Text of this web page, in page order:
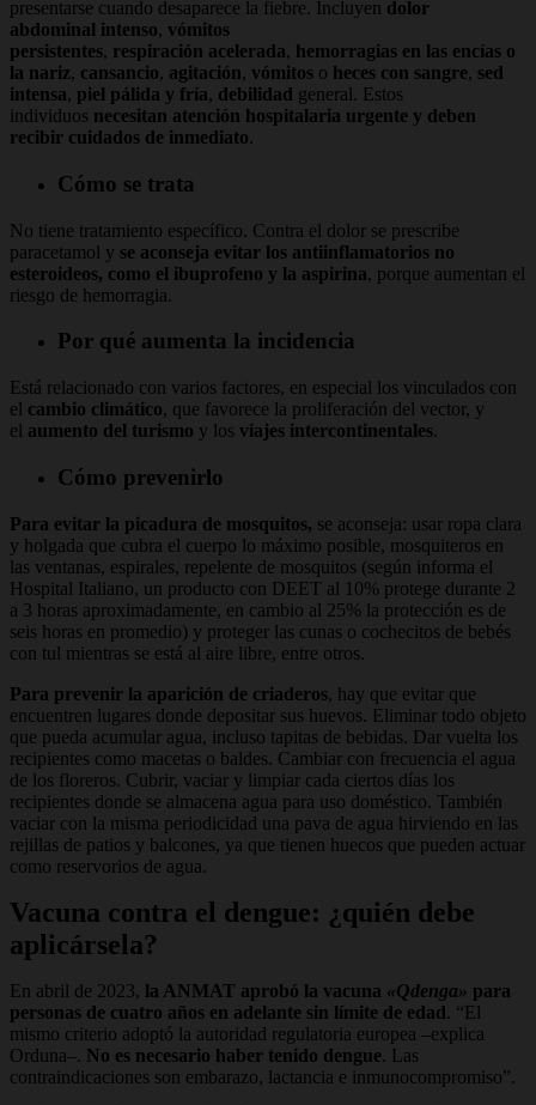
presentarse cuando desaparece la fiebre. Incluyen dolor
abdominal intenso, vómitos
persistentes, respiración acelerada, hemorragias en las encías o
la nariz, cansancio, agitación, vómitos o heces con sangre, sed
intensa, piel pálida y fría, debilidad general. Estos
individuos necesitan atención hospitalaria urgente y deben
recibir cuidados de inmediato.
Cómo se trata
No tiene tratamiento específico. Contra el dolor se prescribe
paracetamol y se aconseja evitar los antiinflamatorios no
esteroideos, como el ibuprofeno y la aspirina, porque aumentan el
riesgo de hemorragia.
Por qué aumenta la incidencia
Está relacionado con varios factores, en especial los vinculados con
el cambio climático, que favorece la proliferación del vector, y
el aumento del turismo y los viajes intercontinentales.
Cómo prevenirlo
Para evitar la picadura de mosquitos, se aconseja: usar ropa clara
y holgada que cubra el cuerpo lo máximo posible, mosquiteros en
las ventanas, espirales, repelente de mosquitos (según informa el
Hospital Italiano, un producto con DEET al 10% protege durante 2
a 3 horas aproximadamente, en cambio al 25% la protección es de
seis horas en promedio) y proteger las cunas o cochecitos de bebés
con tul mientras se está al aire libre, entre otros.
Para prevenir la aparición de criaderos, hay que evitar que
encuentren lugares donde depositar sus huevos. Eliminar todo objeto
que pueda acumular agua, incluso tapitas de bebidas. Dar vuelta los
recipientes como macetas o baldes. Cambiar con frecuencia el agua
de los floreros. Cubrir, vaciar y limpiar cada ciertos días los
recipientes donde se almacena agua para uso doméstico. También
vaciar con la misma periodicidad una pava de agua hirviendo en las
rejillas de patios y balcones, ya que tienen huecos que pueden actuar
como reservorios de agua.
Vacuna contra el dengue: ¿quién debe
aplicársela?
En abril de 2023, la ANMAT aprobó la vacuna «Qdenga» para
personas de cuatro años en adelante sin límite de edad. “El
mismo criterio adoptó la autoridad regulatoria europea –explica
Orduna–. No es necesario haber tenido dengue. Las
contraindicaciones son embarazo, lactancia e inmunocompromiso”.